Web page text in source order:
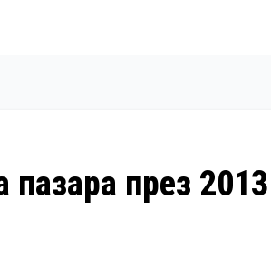
пазара през 2013